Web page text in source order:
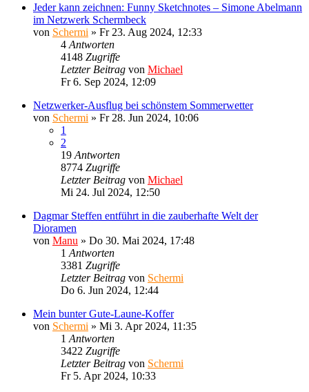
Jeder kann zeichnen: Funny Sketchnotes – Simone Abelmann
im Netzwerk Schermbeck
von Schermi » Fr 23. Aug 2024, 12:33
4 Antworten
4148 Zugriffe
Letzter Beitrag von Michael
Fr 6. Sep 2024, 12:09
Netzwerker-Ausflug bei schönstem Sommerwetter
von Schermi » Fr 28. Jun 2024, 10:06
1
2
19 Antworten
8774 Zugriffe
Letzter Beitrag von Michael
Mi 24. Jul 2024, 12:50
Dagmar Steffen entführt in die zauberhafte Welt der
Dioramen
von Manu » Do 30. Mai 2024, 17:48
1 Antworten
3381 Zugriffe
Letzter Beitrag von Schermi
Do 6. Jun 2024, 12:44
Mein bunter Gute-Laune-Koffer
von Schermi » Mi 3. Apr 2024, 11:35
1 Antworten
3422 Zugriffe
Letzter Beitrag von Schermi
Fr 5. Apr 2024, 10:33